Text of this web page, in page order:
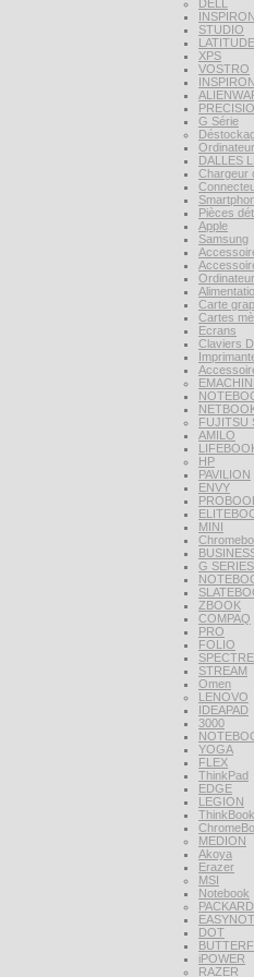
DELL
INSPIRON
STUDIO
LATITUDE
XPS
VOSTRO
G Série
DALLES
Chargeur
Pièces
Apple
Samsung
Carte
Cartes
Ecrans
Claviers
FUJITSU
AMILO
HP
PAVILION
ENVY
MINI
G SERIES
ZBOOK
COMPAQ
PRO
FOLIO
SPECTRE
STREAM
Omen
LENOVO
IDEAPAD
3000
YOGA
FLEX
ThinkPad
EDGE
LEGION
ThinkBook
MEDION
Akoya
Erazer
MSI
Notebook
DOT
iPOWER
RAZER